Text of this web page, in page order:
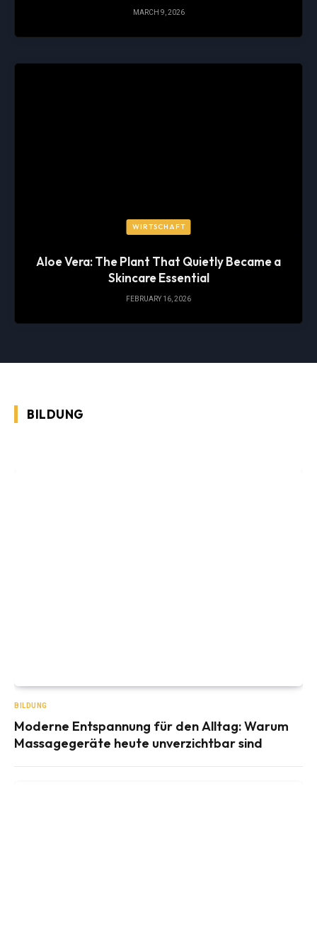
MARCH 9, 2026
WIRTSCHAFT
Aloe Vera: The Plant That Quietly Became a
Skincare Essential
FEBRUARY 16, 2026
BILDUNG
BILDUNG
Moderne Entspannung für den Alltag: Warum
Massagegeräte heute unverzichtbar sind